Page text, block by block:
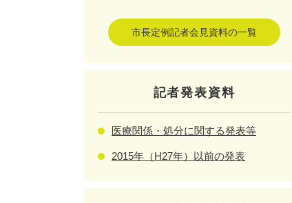
市長定例記者会見資料の一覧
記者発表資料
医療関係・処分に関する発表等
2015年（H27年）以前の発表